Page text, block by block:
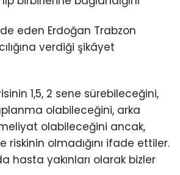
eden Erdoğan Trabzon
verdiği şikâyet
1,5, 2 sene sürebileceğini,
olabileceğini, arka
olabileceğini ancak,
riskinin olmadığını ifade ettiler.
hasta yakınları olarak bizler